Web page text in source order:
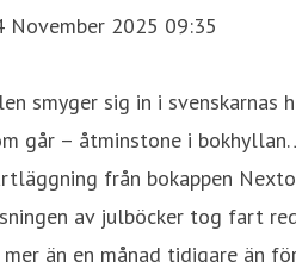
November 2025 09:35
smyger sig in i
går – åtminstone i bokhyllan.
från bokappen
av julböcker tog fart
än en månad tidigare än